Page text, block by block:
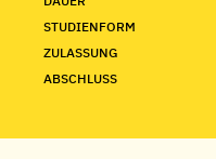
STUDIENFORM
ZULASSUNG
ABSCHLUSS